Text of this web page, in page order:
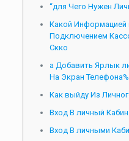
“для Чего Нужен
Какой Информацией
Подключением
Скко
а Добавить Ярлык
На Экран
Как выйду Из
Вход В личный
Вход В личными